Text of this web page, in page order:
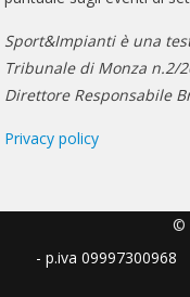
Sport&Impianti è una
Tribunale di Monza n.2/
Direttore Responsabile
Privacy policy
©
- p.iva